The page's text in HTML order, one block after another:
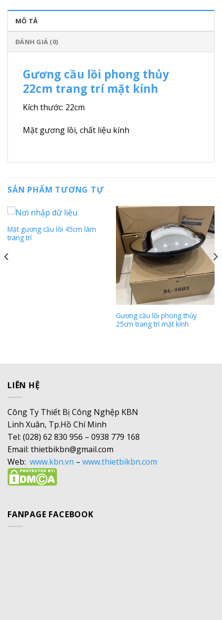
MÔ TẢ
ĐÁNH GIÁ (0)
Gương cầu lồi phong thủy
22cm trang trí mặt kính
Kích thước: 22cm
Mặt gương lồi, chất liệu kính
SẢN PHẨM TƯƠNG TỰ
Mặt gương cầu lồi 45cm làm
trang trí
Gương cầu lồi phong thủy
25cm trang trí mặt kính
LIÊN HỆ
Công Ty Thiết Bị Công Nghệp KBN
Linh Xuân, Tp.Hồ Chí Minh
Tel: (028) 62 830 956 – 0938 779 168
Email: thietbikbn@gmail.com
Web: www.kbn.vn – www.thietbikbn.com
FANPAGE FACEBOOK